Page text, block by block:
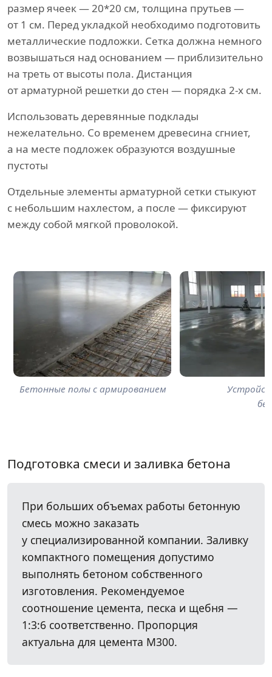
размер ячеек — 20*20 см, толщина прутьев —
от 1 см. Перед укладкой необходимо подготовить
металлические подложки. Сетка должна немного
возвышаться над основанием — приблизительно
на треть от высоты пола. Дистанция
от арматурной решетки до стен — порядка 2-х см.
Использовать деревянные подклады
нежелательно. Со временем древесина сгниет,
а на месте подложек образуются воздушные
пустоты
Отдельные элементы арматурной сетки стыкуют
с небольшим нахлестом, а после — фиксируют
между собой мягкой проволокой.
Бетонные полы с армированием
Подготовка смеси и заливка бетона
При больших объемах работы бетонную
смесь можно заказать
у специализированной компании. Заливку
компактного помещения допустимо
выполнять бетоном собственного
изготовления. Рекомендуемое
соотношение цемента, песка и щебня —
1:3:6 соответственно. Пропорция
актуальна для цемента М300.